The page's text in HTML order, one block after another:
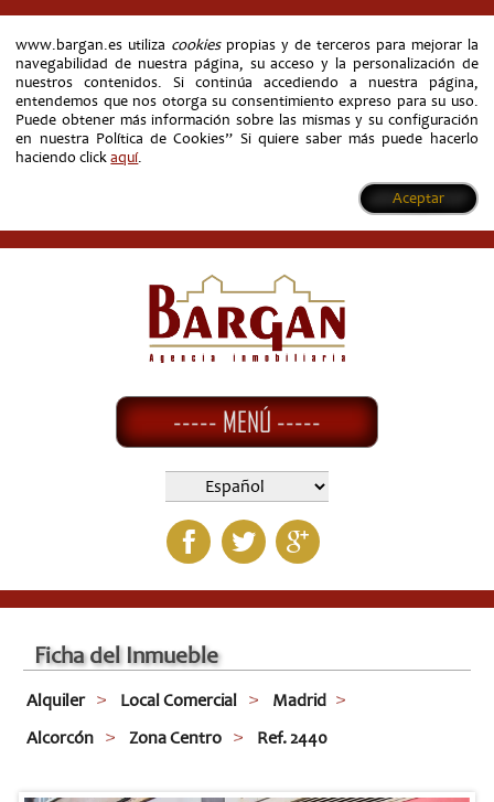
www.bargan.es utiliza cookiespropias y de terceros para mejorar la
navegabilidad de nuestra página, su acceso y la personalización de
nuestros contenidos. Si continúa accediendo a nuestra página,
entendemos que nos otorga su consentimiento expreso para su uso.
Puede obtener más información sobre las mismas y su configuración
en nuestra Política de Cookies” Si quiere saber más puede hacerlo
haciendo clickaquí.
Aceptar
Ficha del Inmueble
Alquiler Local Comercial
Madrid
Alcorcón
Zona Centro Ref. 2440